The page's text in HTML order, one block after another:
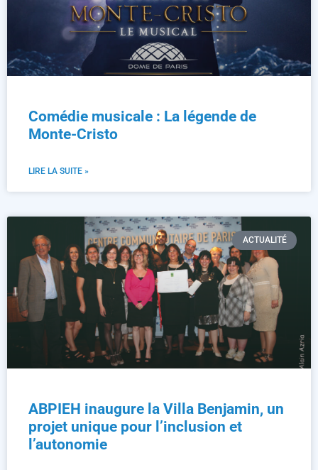
Comédie musicale : La légende de
Monte-Cristo
LIRE LA SUITE »
ACTUALITÉ
ABPIEH inaugure la Villa Benjamin, un
projet unique pour l’inclusion et
l’autonomie